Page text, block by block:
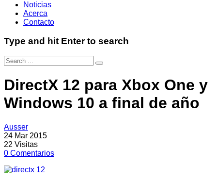
Noticias
Acerca
Contacto
Type and hit Enter to search
DirectX 12 para Xbox One y
Windows 10 a final de año
Ausser
24 Mar 2015
22 Visitas
0 Comentarios